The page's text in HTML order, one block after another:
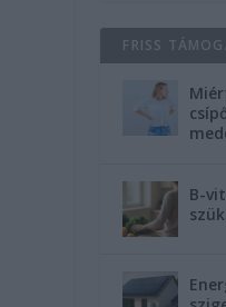
FRISS
B-